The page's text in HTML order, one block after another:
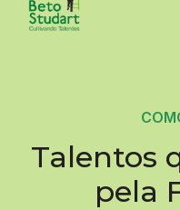
Talentos
pela